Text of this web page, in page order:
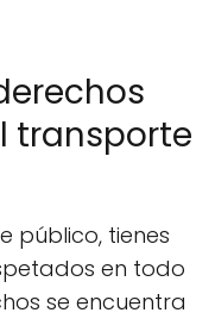
transporte
público, tienes
en todo
se encuentra